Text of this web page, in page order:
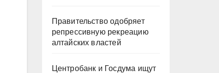
Правительство одобряет
репрессивную рекреацию
алтайских властей
Центробанк и Госдума ищут